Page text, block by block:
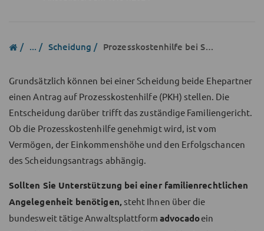
... Scheidung Prozesskostenhilfe bei Scheidung
Grundsätzlich können bei einer Scheidung beide Ehepartner
einen Antrag auf Prozesskostenhilfe (PKH) stellen. Die
Entscheidung darüber trifft das zuständige Familiengericht.
Ob die Prozesskostenhilfe genehmigt wird, ist vom
Vermögen, der Einkommenshöhe und den Erfolgschancen
des Scheidungsantrags abhängig.
Sollten Sie Unterstützung bei einer familienrechtlichen
Angelegenheit benötigen, steht Ihnen über die
bundesweit tätige Anwaltsplattform advocadoein